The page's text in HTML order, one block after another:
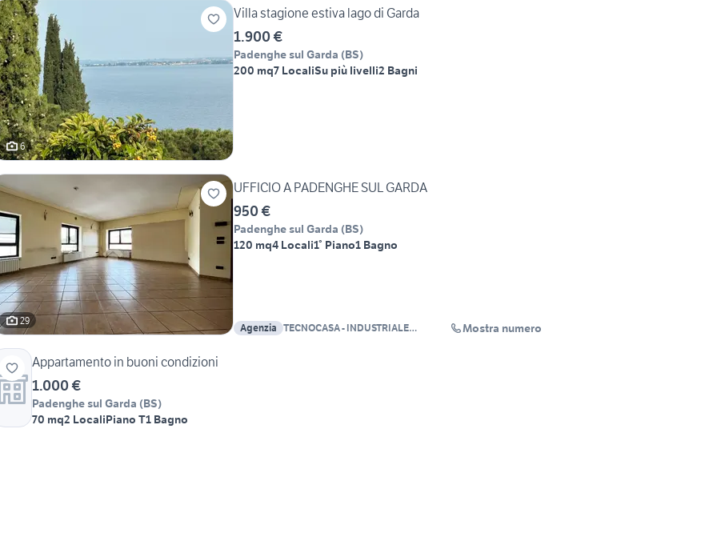
6
Villa stagione estiva lago di Garda
1.900 €
Padenghe sul Garda (BS)
200 mq7 LocaliSu più livelli2 Bagni
29
UFFICIO A PADENGHE SUL GARDA
950 €
Padenghe sul Garda (BS)
120 mq4 Locali1° Piano1 Bagno
Agenzia TECNOCASA - INDUSTRIALE
Mostra numero
Appartamento in buoni condizioni
1.000 €
Padenghe sul Garda (BS)
70 mq2 LocaliPiano T1 Bagno